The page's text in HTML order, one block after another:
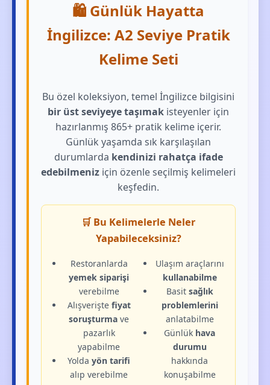
🛍️ Günlük Hayatta
İngilizce: A2 Seviye Pratik
Kelime Seti
Bu özel koleksiyon, temel İngilizce bilgisini
bir üst seviyeye taşımak isteyenler için
hazırlanmış 865+ pratik kelime içerir.
Günlük yaşamda sık karşılaşılan
durumlarda kendinizi rahatça ifade
edebilmeniz için özenle seçilmiş kelimeleri
keşfedin.
🛒 Bu Kelimelerle Neler
Yapabileceksiniz?
Restoranlarda
yemek siparişi
verebilme
Alışverişte fiyat
soruşturma ve
pazarlık
yapabilme
Yoldayön tarifi
alıp verebilme
Ulaşım araçlarını
kullanabilme
Basit sağlık
problemlerini
anlatabilme
Günlük hava
durumu
hakkında
konuşabilme